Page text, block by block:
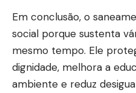
Em conclusão, o
social porque sustenta
mesmo tempo. Ele
dignidade, melhora a
ambiente e reduz